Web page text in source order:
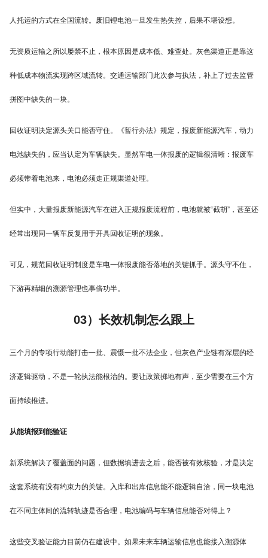
人托运的方式在全国流转。废旧锂电池一旦发生热失控，后果不堪设想。
无资质运输之所以屡禁不止，根本原因是成本低、难查处。灰色渠道正是靠这
种低成本物流实现跨区域流转。交通运输部门此次参与执法，补上了过去监管
拼图中缺失的一块。
回收证明决定源头关口能否守住。《暂行办法》规定，报废新能源汽车，动力
电池缺失的，应当认定为车辆缺失。显然车电一体报废的逻辑很清晰：报废车
必须带着电池来，电池必须走正规渠道处理。
但实中，大量报废新能源汽车在进入正规报废流程前，电池就被“截胡”，甚至还
经常出现同一辆车反复用于开具回收证明的现象。
可见，规范回收证明制度是车电一体报废能否落地的关键抓手。源头守不住，
下游再精细的溯源管理也事倍功半。
03）长效机制怎么跟上
三个月的专项行动能打击一批、震慑一批不法企业，但灰色产业链有深层的经
济逻辑驱动，不是一轮执法能根治的。要让政策掷地有声，至少需要在三个方
面持续推进。
从能填报到能验证
新系统解决了覆盖面的问题，但数据填进去之后，能否被有效核验，才是决定
这套系统有没有约束力的关键。入库和出库信息能不能逻辑自洽，同一块电池
在不同主体间的流转轨迹是否合理，电池编码与车辆信息能否对得上？
这些交叉验证能力目前仍在建设中。如果未来车辆运输信息也能接入溯源体